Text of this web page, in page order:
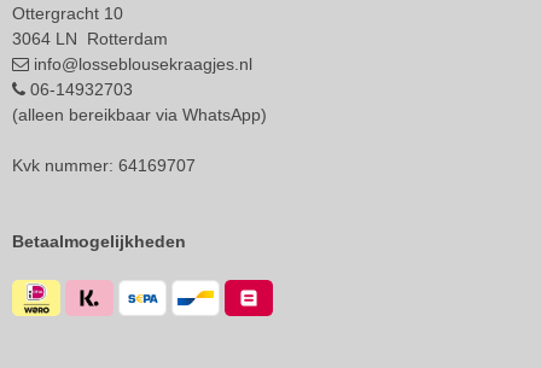
Ottergracht 10
3064 LN Rotterdam
info@losseblousekraagjes.nl
06-14932703
(alleen bereikbaar via WhatsApp)
Kvk nummer: 64169707
Betaalmogelijkheden